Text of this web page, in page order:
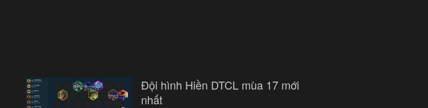
Đội hình Hiền DTCL mùa 17 mới
nhất